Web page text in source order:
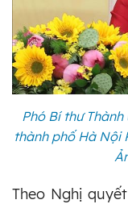
Phó Bí thư
thành phố Hà Nội
Theo Nghị